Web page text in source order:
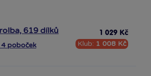
619 dílků
4 poboček
1 029 Kč
Klub: 1 008 Kč